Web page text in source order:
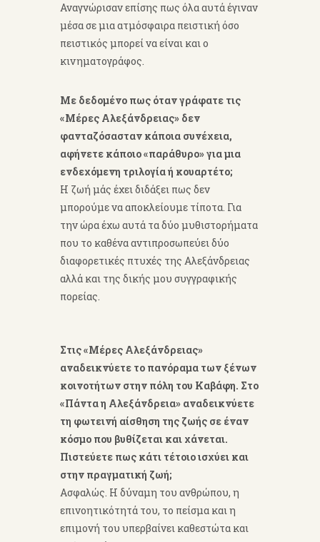
Αναγνώρισαν επίσης πως όλα αυτά έγιναν
μέσα σε μια ατμόσφαιρα πειστική όσο
πειστικός μπορεί να είναι και ο
κινηματογράφος.
Με δεδομένο πως όταν γράφατε τις
«Μέρες Αλεξάνδρειας» δεν
φανταζόσασταν κάποια συνέχεια,
αφήνετε κάποιο «παράθυρο» για μια
ενδεχόμενη τριλογία ή κουαρτέτο;
Η ζωή μάς έχει διδάξει πως δεν
μπορούμε να αποκλείουμε τίποτα. Για
την ώρα έχω αυτά τα δύο μυθιστορήματα
που το καθένα αντιπροσωπεύει δύο
διαφορετικές πτυχές της Αλεξάνδρειας
αλλά και της δικής μου συγγραφικής
πορείας.
Στις «Μέρες Αλεξάνδρειας»
αναδεικνύετε το πανόραμα των ξένων
κοινοτήτων στην πόλη του Καβάφη. Στο
«Πάντα η Αλεξάνδρεια» αναδεικνύετε
τη φωτεινή αίσθηση της ζωής σε έναν
κόσμο που βυθίζεται και χάνεται.
Πιστεύετε πως κάτι τέτοιο ισχύει και
στην πραγματική ζωή;
Ασφαλώς. Η δύναμη του ανθρώπου, η
επινοητικότητά του, το πείσμα και η
επιμονή του υπερβαίνει καθεστώτα και